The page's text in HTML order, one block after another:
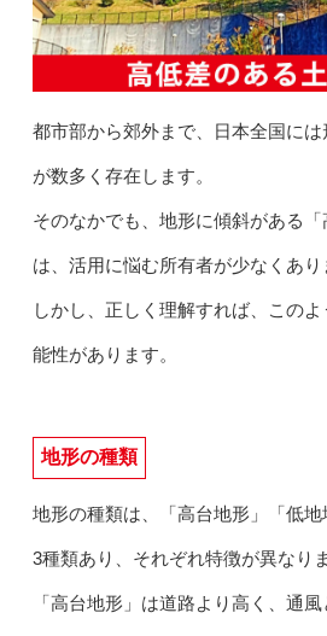
都市部から郊外まで、日本全国に
が数多く存在します。
そのなかでも、地形に傾斜がある「
は、活用に悩む所有者が少なくあり
しかし、正しく理解すれば、この
能性があります。
地形の種類
地形の種類は、「高台地形」「低
3種類あり、それぞれ特徴が異なりま
「高台地形」は道路より高く、通